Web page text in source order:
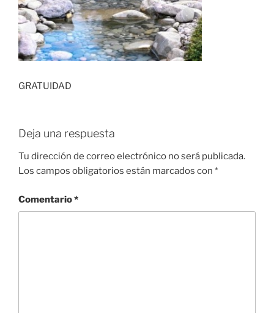
GRATUIDAD
Deja una respuesta
Tu dirección de correo electrónico no será publicada.
Los campos obligatorios están marcados con *
Comentario*